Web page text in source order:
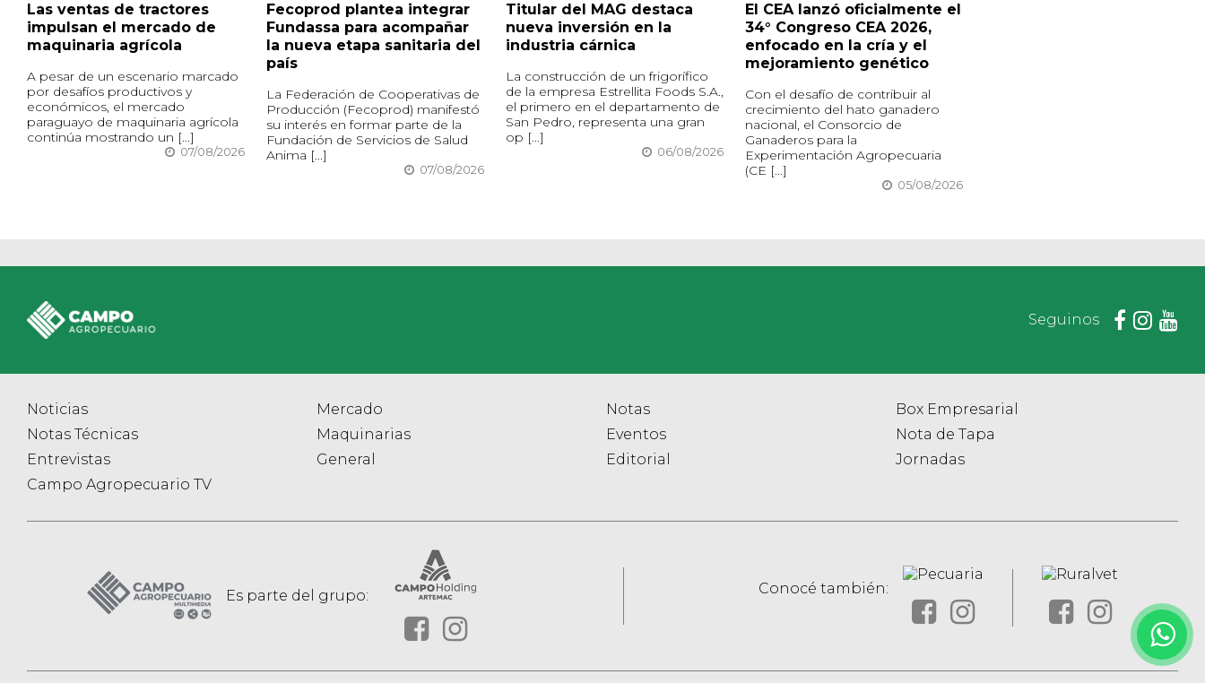
Las ventas de tractores
impulsan el mercado de
maquinaria agrícola
A pesar de un escenario marcado
por desafíos productivos y
económicos, el mercado
paraguayo de maquinaria agrícola
continúa mostrando un [...]
07/08/2026
Fecoprod plantea integrar
Fundassa para acompañar
la nueva etapa sanitaria del
país
La Federación de Cooperativas de
Producción (Fecoprod) manifestó
su interés en formar parte de la
Fundación de Servicios de Salud
Anima [...]
07/08/2026
Titular del MAG destaca
nueva inversión en la
industria cárnica
La construcción de un frigorífico
de la empresa Estrellita Foods S.A.,
el primero en el departamento de
San Pedro, representa una gran
op [...]
06/08/2026
El CEA lanzó oficialmente el
34° Congreso CEA 2026,
enfocado en la cría y el
mejoramiento genético
Con el desafío de contribuir al
crecimiento del hato ganadero
nacional, el Consorcio de
Ganaderos para la
Experimentación Agropecuaria
(CE [...]
05/08/2026
Seguinos
Noticias Mercado Notas
Box Empresarial
Notas Técnicas
Maquinarias Eventos
Nota de Tapa
Entrevistas
General Editorial
Jornadas
Campo Agropecuario TV
Es parte del grupo: Conocé también: